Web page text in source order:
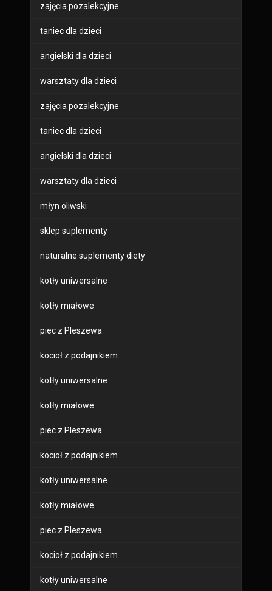
zajęcia pozalekcyjne
taniec dla dzieci
angielski dla dzieci
warsztaty dla dzieci
zajęcia pozalekcyjne
taniec dla dzieci
angielski dla dzieci
warsztaty dla dzieci
młyn oliwski
sklep suplementy
naturalne suplementy diety
kotły uniwersalne
kotły miałowe
piec z Pleszewa
kocioł z podajnikiem
kotły uniwersalne
kotły miałowe
piec z Pleszewa
kocioł z podajnikiem
kotły uniwersalne
kotły miałowe
piec z Pleszewa
kocioł z podajnikiem
kotły uniwersalne